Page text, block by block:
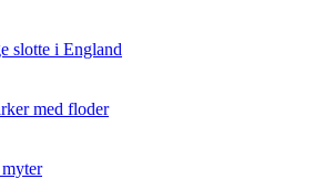
slotte i England
med floder